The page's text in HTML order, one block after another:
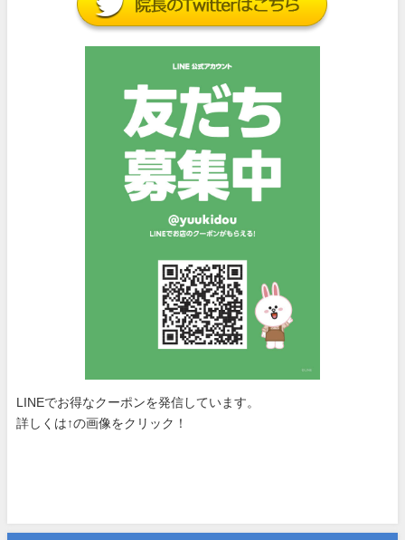
LINEでお得なクーポンを発信しています。
詳しくは↑の画像をクリック！